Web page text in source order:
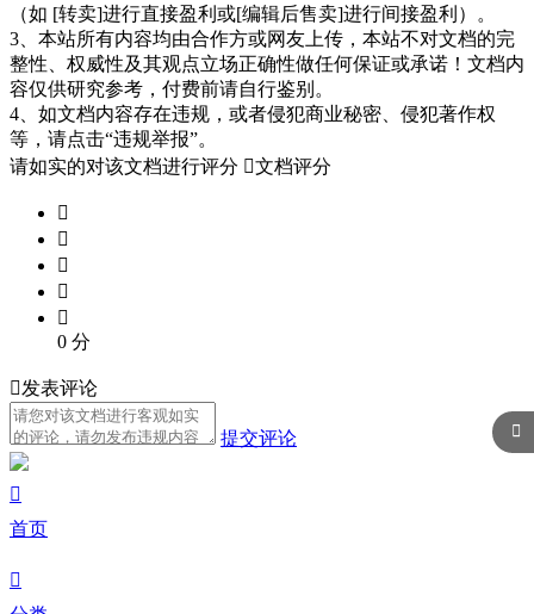
（如 [转卖]进行直接盈利或[编辑后售卖]进行间接盈利）。
3、本站所有内容均由合作方或网友上传，本站不对文档的完
整性、权威性及其观点立场正确性做任何保证或承诺！文档内
容仅供研究参考，付费前请自行鉴别。
4、如文档内容存在违规，或者侵犯商业秘密、侵犯著作权
等，请点击“违规举报”。
请如实的对该文档进行评分 文档评分





0 分
发表评论
提交评论 

首页
